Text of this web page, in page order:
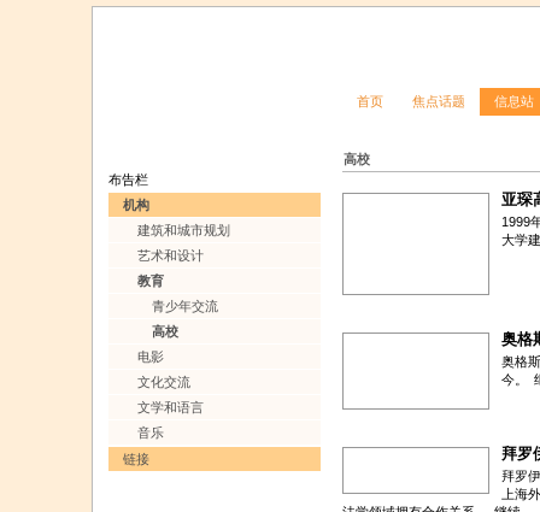
首页 焦点话题 信息站
高校
布告栏
机构
建筑和城市规划
艺术和设计
教育
青少年交流
高校
电影
文化交流
文学和语言
音乐
链接
亚琛
1999
大学
奥格
奥格
今。
拜罗
拜罗
上海